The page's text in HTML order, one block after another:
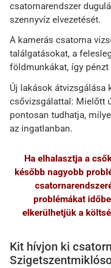
csatornarendszer
szennyvíz elvezetését.
A kamerás csatorna
találgatásokat, a
földmunkákat, így
Új lakások átvizsgálása
csővizsgálattal: Mielőtt
pontosan tudhatja,
az ingatlanban.
Ha elhalasztja a
később nagyobb
problémákat
elkerülhetjük a
Kit hívjon ki